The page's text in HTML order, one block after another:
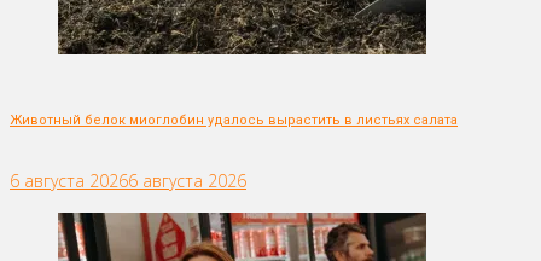
Животный белок миоглобин удалось вырастить в листьях салата
6 августа 20266 августа 2026